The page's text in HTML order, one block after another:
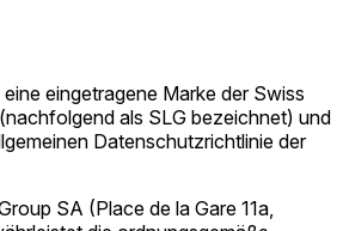
eingetragene Marke der Swiss
als SLG bezeichnet) und
Datenschutzrichtlinie der
SA (Place de la Gare 11a,